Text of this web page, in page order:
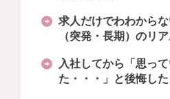
求人だけでわわから
（突発・長期）のリ
入社してから「思っ
た・・・」と後悔し